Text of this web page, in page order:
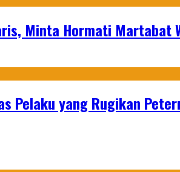
Minta Hormati Martabat
Pelaku yang Rugikan